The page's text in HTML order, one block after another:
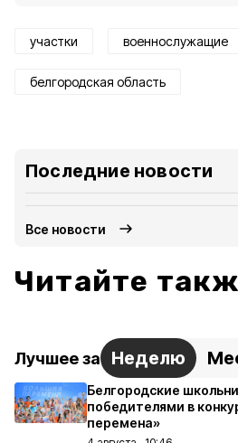
участки военнослужащие
белгородская область
Последние новости
Все новости
Читайте
Лучшее за Неделю
Белгородские
победителями в
перемена»